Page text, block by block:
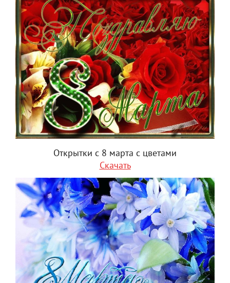
Открытки с 8 марта с цветами
Скачать